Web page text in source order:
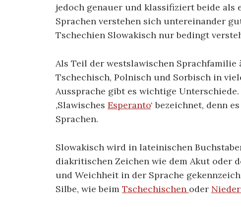
jedoch genauer und klassifiziert beide als
Sprachen verstehen sich untereinander
Tschechien Slowakisch nur bedingt
Als Teil der westslawischen
Tschechisch, Polnisch und Sorbisch in
Aussprache gibt es wichtige
‚Slawisches Esperanto‘ bezeichnet, denn
Sprachen.
Slowakisch wird in lateinischen
diakritischen Zeichen wie dem Akut oder
und Weichheit in der Sprache
Silbe, wie beim Tschechischen oder